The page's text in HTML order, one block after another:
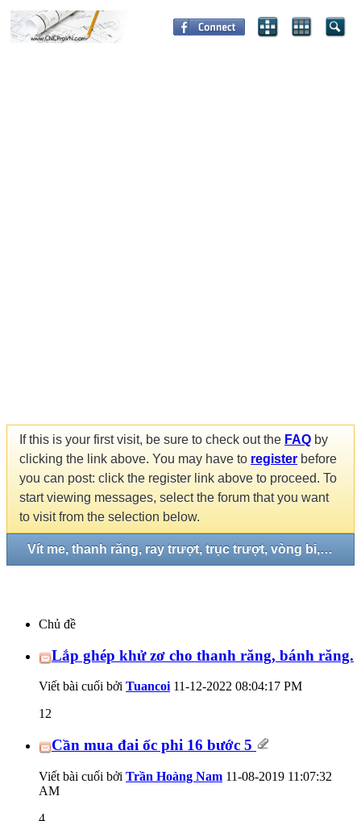
If this is your first visit, be sure to check out the FAQ by
clicking the link above. You may have to register before
you can post: click the register link above to proceed. To
start viewing messages, select the forum that you want
to visit from the selection below.
Vít me, thanh răng, ray trượt, trục trượt, vòng bi, gối đở...
Chủ đề
Lắp ghép khử zơ cho thanh răng, bánh răng.
Viết bài cuối bởi Tuancoi 11-12-2022 08:04:17 PM
12
Cần mua đai ốc phi 16 bước 5
Viết bài cuối bởi Trần Hoàng Nam 11-08-2019 11:07:32
AM
4